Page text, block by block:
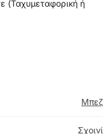
(Ταχυμεταφορική ή
Μπεζ
Σχοινί